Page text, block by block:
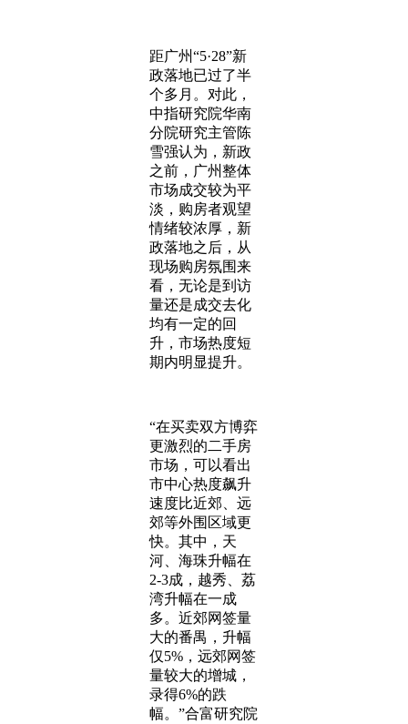
距广州“5·28”新
政落地已过了半
个多月。对此，
中指研究院华南
分院研究主管陈
雪强认为，新政
之前，广州整体
市场成交较为平
淡，购房者观望
情绪较浓厚，新
政落地之后，从
现场购房氛围来
看，无论是到访
量还是成交去化
均有一定的回
升，市场热度短
期内明显提升。
“在买卖双方博弈
更激烈的二手房
市场，可以看出
市中心热度飙升
速度比近郊、远
郊等外围区域更
快。其中，天
河、海珠升幅在
2-3成，越秀、荔
湾升幅在一成
多。近郊网签量
大的番禺，升幅
仅5%，远郊网签
量较大的增城，
录得6%的跌
幅。”合富研究院